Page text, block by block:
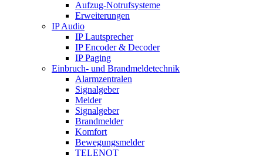
Aufzug-Notrufsysteme
Erweiterungen
IP Audio
IP Lautsprecher
IP Encoder & Decoder
IP Paging
Einbruch- und Brandmeldetechnik
Alarmzentralen
Signalgeber
Melder
Signalgeber
Brandmelder
Komfort
Bewegungsmelder
TELENOT